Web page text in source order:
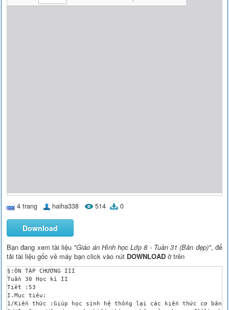
4 trang haiha338 514 0
Download
Bạn đang xem tài liệu "Giáo án Hình học Lớp 8 - Tuần 31 (Bản đẹp)", để
tải tài liệu gốc về máy bạn click vào nút DOWNLOAD ở trên
§:ÔN TẬP CHƯƠNG III
Tuần 30 Học kì II
Tiết :53
I.Mục tiêu:
1/Kiến thức :Giúp học sinh hệ thống lại các kiến thức cơ bản